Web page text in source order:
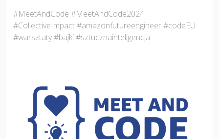
#MeetAndCode #MeetAndCode2024
#CollectiveImpact #amazonfutureengineer #codeEU
#warsztaty #bajki #sztucznainteligencja